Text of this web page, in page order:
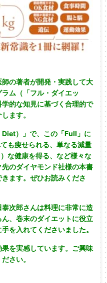
の著者が開発・実践して大
ム（「フル・ダイエッ
的な知見に基づく合理的で
ます。
）」で、この「Full」に
も痩せられる、単なる減量
な健康を得る、など様々な
のダイヤモンド社様の本書
ます。ぜひお読みくださ
次郎さんは料理に非常に造
、巻末のダイエットに役立
を入れてくださいました。
を実感しています。ご興味
さい。